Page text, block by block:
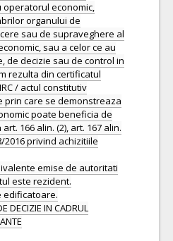
operatorul economic,
organului de
sau de supraveghere al
sau a celor ce au
de decizie sau de control in
rezulta din certificatul
/ actul constitutiv
prin care se demonstreaza
poate beneficia de
166 alin. (2), art. 167 alin.
2016 privind achizitiile
emise de autoritati
este rezident.
edificatoare.
DECIZIE IN CADRUL